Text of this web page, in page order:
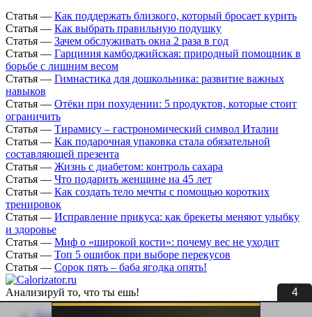
3
Статья — Как поддержать близкого, который бросает курить
Статья — Как выбрать правильную подушку
Статья — Зачем обслуживать окна 2 раза в год
Статья — Гарциния камбоджийская: природный помощник в
борьбе с лишним весом
Статья — Гимнастика для дошкольника: развитие важных
навыков
Статья — Отёки при похудении: 5 продуктов, которые стоит
ограничить
Статья — Тирамису – гастрономический символ Италии
Статья — Как подарочная упаковка стала обязательной
составляющей презента
Статья — Жизнь с диабетом: контроль сахара
Статья — Что подарить женщине на 45 лет
Статья — Как создать тело мечты с помощью коротких
тренировок
Статья — Исправление прикуса: как брекеты меняют улыбку
и здоровье
Статья — Миф о «широкой кости»: почему вес не уходит
Статья — Топ 5 ошибок при выборе перекусов
Статья — Сорок пять – баба ягодка опять!
Анализируй то, что ты ешь!